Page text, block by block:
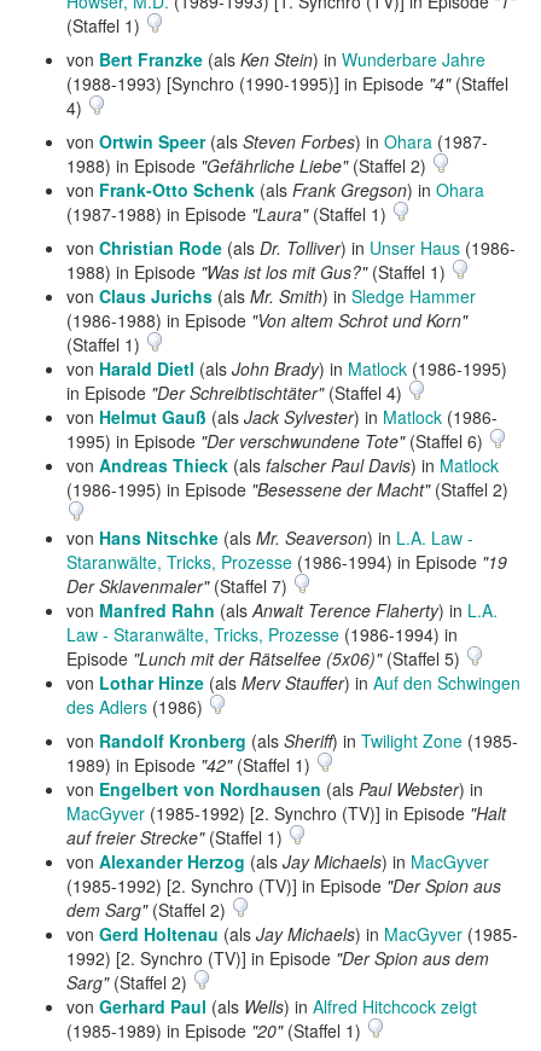
(Staffel 1)
von Bert Franzke (als Ken Stein) in Wunderbare Jahre
(1988-1993) [Synchro (1990-1995)] in Episode "4"(Staffel
4)
von Ortwin Speer(als Steven Forbes) in Ohara (1987-
1988) in Episode "Gefährliche Liebe"(Staffel 2)
von Frank-Otto Schenk (als Frank Gregson) in Ohara
(1987-1988) in Episode "Laura"(Staffel 1)
von Christian Rode (als Dr. Tolliver) in Unser Haus (1986-
1988) in Episode "Was ist los mit Gus?"(Staffel 1)
von Claus Jurichs (als Mr. Smith) in Sledge Hammer
(1986-1988) in Episode "Von altem Schrot und Korn"
(Staffel 1)
von Harald Dietl (als John Brady) in Matlock (1986-1995)
in Episode "Der Schreibtischtäter"(Staffel 4)
von Helmut Gauß (als Jack Sylvester) in Matlock (1986-
1995) in Episode "Der verschwundene Tote"(Staffel 6)
von Andreas Thieck (als falscher Paul Davis) in Matlock
(1986-1995) in Episode "Besessene der Macht"(Staffel 2)
von Hans Nitschke (als Mr. Seaverson) in L.A. Law -
Staranwälte, Tricks, Prozesse (1986-1994) in Episode "19
Der Sklavenmaler"(Staffel 7)
von Manfred Rahn (alsAnwalt Terence Flaherty) in L.A.
Law - Staranwälte, Tricks, Prozesse (1986-1994) in
Episode "Lunch mit der Rätselfee (5x06)"(Staffel 5)
von Lothar Hinze (als Merv Stauffer) in Auf den Schwingen
des Adlers (1986)
von Randolf Kronberg (als Sheriff) in Twilight Zone (1985-
1989) in Episode "42"(Staffel 1)
von Engelbert von Nordhausen (als Paul Webster) in
MacGyver (1985-1992) [2. Synchro (TV)] in Episode "Halt
auf freier Strecke"(Staffel 1)
von Alexander Herzog (als Jay Michaels) in MacGyver
(1985-1992) [2. Synchro (TV)] in Episode "Der Spion aus
dem Sarg"(Staffel 2)
von Gerd Holtenau (als Jay Michaels) in MacGyver (1985-
1992) [2. Synchro (TV)] in Episode "Der Spion aus dem
Sarg"(Staffel 2)
von Gerhard Paul (als Wells) in Alfred Hitchcock zeigt
(1985-1989) in Episode "20"(Staffel 1)